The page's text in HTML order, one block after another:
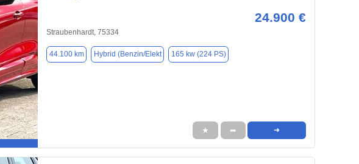
24.900 €
Straubenhardt, 75334
44.100 km Hybrid (Benzin/Elekt 165 kw (224 PS)
★ ➦ ➜